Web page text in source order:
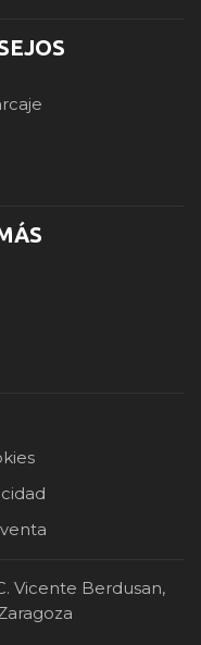
Vicente Berdusan,